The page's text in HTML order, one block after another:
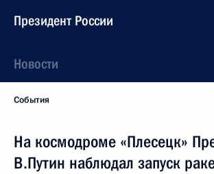
Президент России
Новости
События
На космодроме «Плесецк»
В.Путин наблюдал запуск